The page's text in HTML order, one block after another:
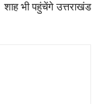
शाह भी पहुंचेंगे उत्तराखंड